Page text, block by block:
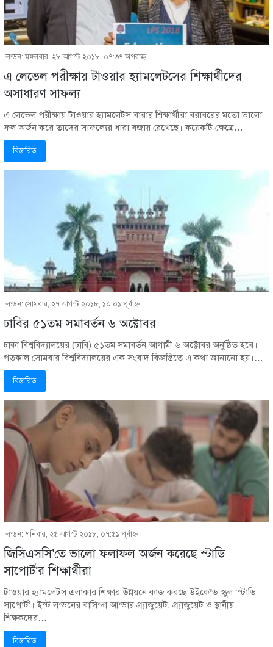
লন্ডন: মঙ্গলবার, ২৮ আগস্ট ২০১৮, ০৭:৩৭ অপরাহ্ণ
এ লেভেল পরীক্ষায় টাওয়ার হ্যামলেটসের শিক্ষার্থীদের
অসাধারণ সাফল্য
এ লেভেল পরীক্ষায় টাওয়ার হ্যামলেটস বারার শিক্ষার্থীরা বরাবরের মতো ভালো
ফল অর্জন করে তাদের সাফল্যের ধারা বজায় রেখেছে। কয়েকটি ক্ষেত্রে…
বিস্তারিত
লন্ডন: সোমবার, ২৭ আগস্ট ২০১৮, ১০:০১ পূর্বাহ্ণ
ঢাবির ৫১তম সমাবর্তন ৬ অক্টোবর
ঢাকা বিশ্ববিদ্যালয়ের (ঢাবি) ৫১তম সমাবর্তন আগামী ৬ অক্টোবর অনুষ্ঠিত হবে।
গতকাল সোমবার বিশ্ববিদ্যালয়ের এক সংবাদ বিজ্ঞপ্তিতে এ কথা জানানো হয়।…
বিস্তারিত
লন্ডন: শনিবার, ২৫ আগস্ট ২০১৮, ০৭:৫১ পূর্বাহ্ণ
জিসিএসসি’তে ভালো ফলাফল অর্জন করেছে স্টাডি
সাপোর্ট‘র শিক্ষার্থীরা
টাওয়ার হ্যামলেটস এলাকার শিক্ষার উন্নয়নে কাজ করছে উইকেন্ড স্কুল ‘স্টাডি
সাপোর্ট’। ইস্ট লন্ডনের বাসিন্দা আন্ডার গ্র্যাজুয়েট, গ্র্যাজুয়েট ও স্থানীয়
শিক্ষকদের…
বিস্তারিত